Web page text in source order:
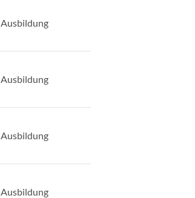
Ausbildung
Ausbildung
Ausbildung
Ausbildung